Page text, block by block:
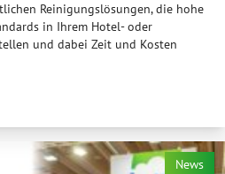
Reinigungslösungen, die hohe
in Ihrem Hotel- oder
und dabei Zeit und Kosten
News